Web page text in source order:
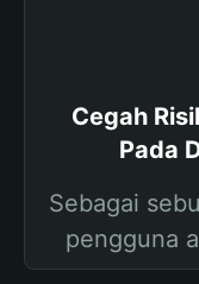
Cegah
Pada
Sebagai
pengguna